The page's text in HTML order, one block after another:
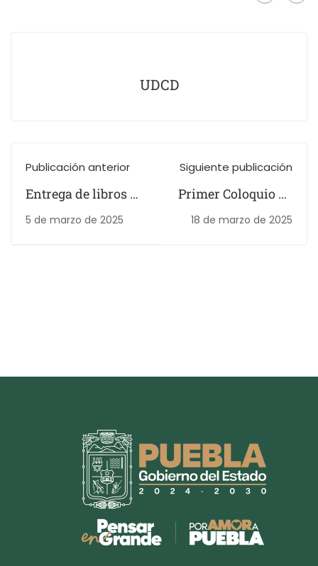
UDCD
Publicación anterior
Entrega de libros a
los Clubes de
5 de marzo de 2025
Siguiente publicación
Primer Coloquio de
Avances de
18 de marzo de 2025